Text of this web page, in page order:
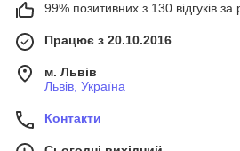
99% позитивних з 130 відгуків за
Працює з 20.10.2016
м. Львів
Львів, Україна
Контакти